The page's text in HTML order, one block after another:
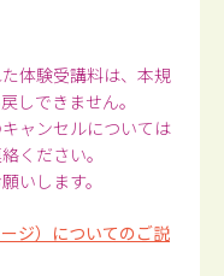
体験受講料は、本規
しできません。
ャンセルについては
ください。
いします。
ジ）についてのご説